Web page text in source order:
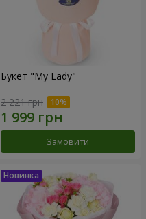
Букет "My Lady"
2 221 грн
Замовити